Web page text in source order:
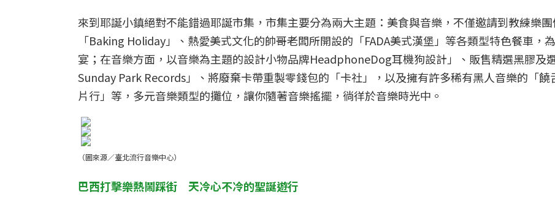
來到耶誕小鎮絕對不能錯過耶誕市集，市集主要分為兩大主題：美食與音樂，不僅邀請到教練樂
「Baking Holiday」、熱愛美式文化的帥哥老闆所開設的「FADA美式漢堡」等各類型特色餐車，
宴；在音樂方面，以音樂為主題的設計小物品牌HeadphoneDog耳機狗設計」、販售精選黑膠及
Sunday Park Records」、將廢棄卡帶重製零錢包的「卡社」，以及擁有許多稀有黑人音樂的「饒
片行」等，多元音樂類型的攤位，讓你隨著音樂搖擺，徜徉於音樂時光中。
（圖來源／臺北流行音樂中心）
巴西打擊樂熱鬧踩街 天冷心不冷的聖誕遊行